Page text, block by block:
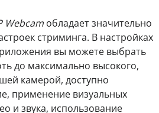
Webcam обладает значительно
стриминга. В настройках
вы можете выбрать
до максимально высокого,
камерой, доступно
применение визуальных
и звука, использование